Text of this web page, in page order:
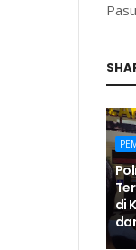
di